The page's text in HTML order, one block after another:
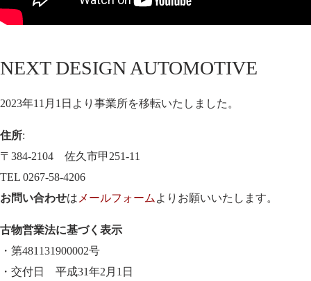
NEXT DESIGN AUTOMOTIVE
2023年11月1日より事業所を移転いたしました。
住所:
〒384-2104 佐久市甲251-11
TEL 0267-58-4206
お問い合わせは メールフォーム よりお願いいたします。
古物営業法に基づく表示
・第481131900002号
・交付日 平成31年2月1日